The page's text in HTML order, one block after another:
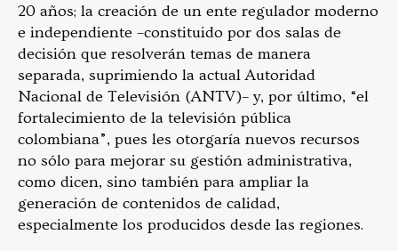
20 años; la creación de un ente regulador moderno
e independiente –constituido por dos salas de
decisión que resolverán temas de manera
separada, suprimiendo la actual Autoridad
Nacional de Televisión (ANTV)– y, por último, “el
fortalecimiento de la televisión pública
colombiana”, pues les otorgaría nuevos recursos
no sólo para mejorar su gestión administrativa,
como dicen, sino también para ampliar la
generación de contenidos de calidad,
especialmente los producidos desde las regiones.